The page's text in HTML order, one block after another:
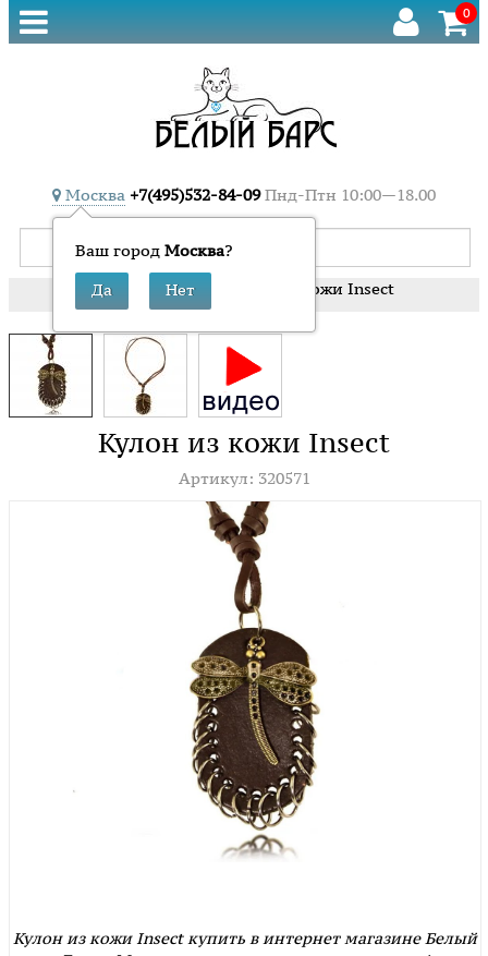
0
Москва
Ваш город Москва?
+7(495)532-84-09 Пнд-Птн 10:00—18.00
Главная Кулоны Кулон из кожи Insect
Кулон из кожи Insect
Артикул: 320571
Кулон из кожи Insect купить в интернет магазине Белый